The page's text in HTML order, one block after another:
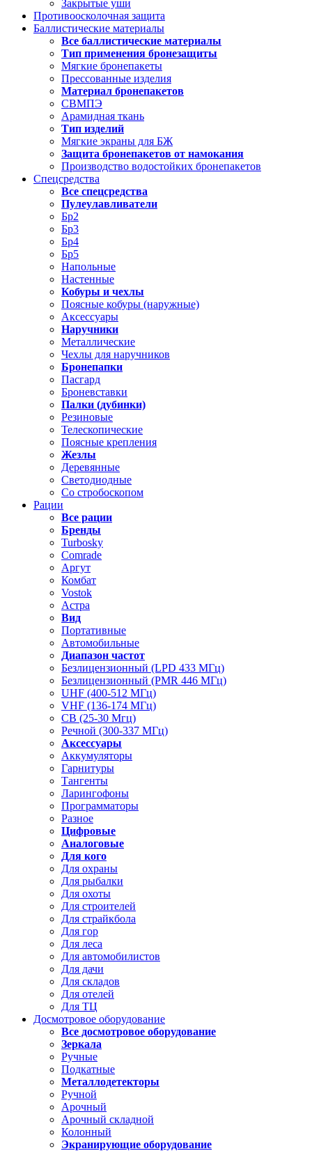
Закрытые уши
Противоосколочная защита
Баллистические материалы
Все баллистические материалы
Тип применения бронезащиты
Мягкие бронепакеты
Прессованные изделия
Материал бронепакетов
СВМПЭ
Арамидная ткань
Тип изделий
Мягкие экраны для БЖ
Защита бронепакетов от намокания
Производство водостойких бронепакетов
Спецсредства
Все спецсредства
Пулеулавливатели
Бр2
Бр3
Бр4
Бр5
Напольные
Настенные
Кобуры и чехлы
Поясные кобуры (наружные)
Аксессуары
Наручники
Металлические
Чехлы для наручников
Бронепапки
Пасгард
Броневставки
Палки (дубинки)
Резиновые
Телескопические
Поясные крепления
Жезлы
Деревянные
Светодиодные
Со стробоскопом
Рации
Все рации
Бренды
Turbosky
Comrade
Аргут
Комбат
Vostok
Астра
Вид
Портативные
Автомобильные
Диапазон частот
Безлицензионный (LPD 433 МГц)
Безлицензионный (PMR 446 МГц)
UHF (400-512 МГц)
VHF (136-174 МГц)
CB (25-30 Мгц)
Речной (300-337 МГц)
Аксессуары
Аккумуляторы
Гарнитуры
Тангенты
Ларингофоны
Программаторы
Разное
Цифровые
Аналоговые
Для кого
Для охраны
Для рыбалки
Для охоты
Для строителей
Для страйкбола
Для гор
Для леса
Для автомобилистов
Для дачи
Для складов
Для отелей
Для ТЦ
Досмотровое оборудование
Все досмотровое оборудование
Зеркала
Ручные
Подкатные
Металлодетекторы
Ручной
Арочный
Арочный складной
Колонный
Экранирующие оборудование